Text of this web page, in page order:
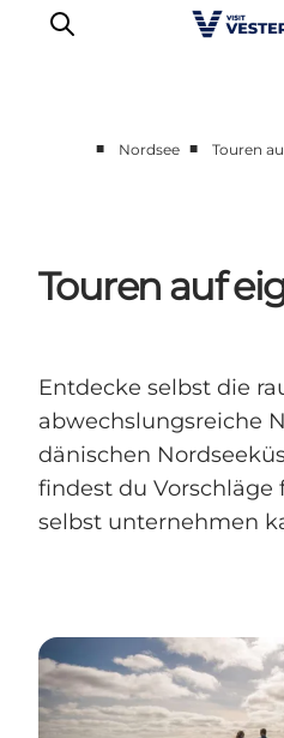
Unsere Städte
Essen &
Plane deine Reise
■ Nordsee ■ Touren
Touren auf
Entdecke selbst die
abwechslungsreiche
dänischen
findest du Vorschläge
selbst unternehmen